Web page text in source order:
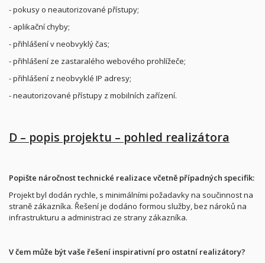
- pokusy o neautorizované přístupy;
- aplikační chyby;
- přihlášení v neobvyklý čas;
- přihlášení ze zastaralého webového prohlížeče;
- přihlášení z neobvyklé IP adresy;
- neautorizované přístupy z mobilních zařízení.
D – popis projektu – pohled realizátora
Popište náročnost technické realizace včetně případných specifik:
Projekt byl dodán rychle, s minimálními požadavky na součinnost na
straně zákazníka. Řešení je dodáno formou služby, bez nároků na
infrastrukturu a administraci ze strany zákazníka.
V čem může být vaše řešení inspirativní pro ostatní realizátory?